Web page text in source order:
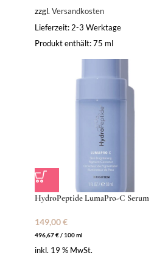
zzgl. Versandkosten
Lieferzeit: 2-3 Werktage
Produkt enthält: 75 ml
HydroPeptide LumaPro-C Serum
149,00€
496,67€/ 100ml
inkl. 19 % MwSt.